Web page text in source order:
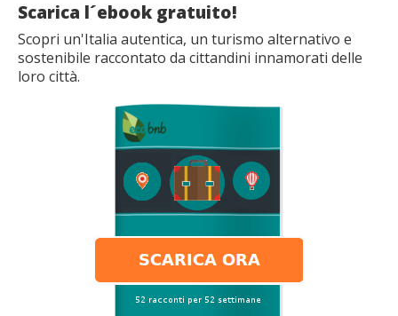
Scarica l´ebook gratuito!
Scopri un'Italia autentica, un turismo alternativo e
sostenibile raccontato da cittandini innamorati delle
loro città.